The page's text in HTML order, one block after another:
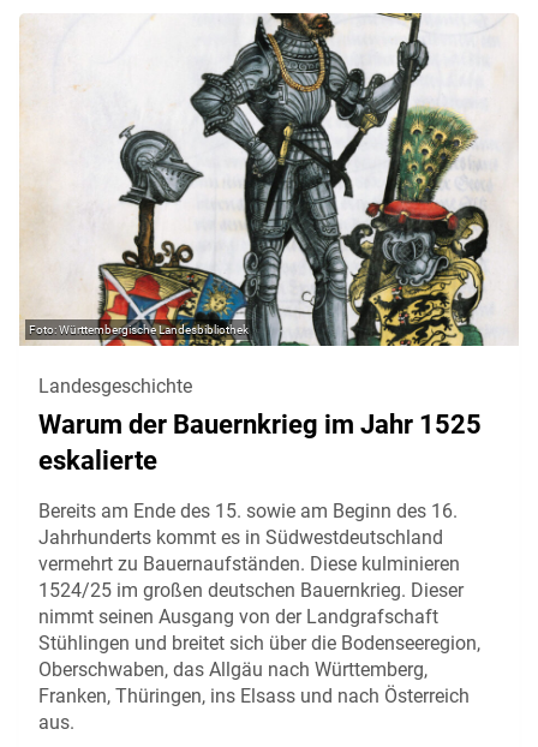
Württembergische Landesbibliothek
Landesgeschichte
Warum der Bauernkrieg im Jahr 1525
eskalierte
Bereits am Ende des 15. sowie am Beginn des 16.
Jahrhunderts kommt es in Südwestdeutschland
vermehrt zu Bauernaufständen. Diese kulminieren
1524/25 im großen deutschen Bauernkrieg. Dieser
nimmt seinen Ausgang von der Landgrafschaft
Stühlingen und breitet sich über die Bodenseeregion,
Oberschwaben, das Allgäu nach Württemberg,
Franken, Thüringen, ins Elsass und nach Österreich
aus.